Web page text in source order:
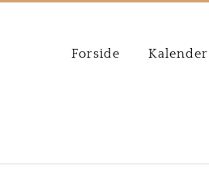
Forside Kalender